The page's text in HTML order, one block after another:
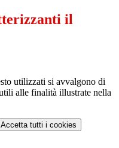
il
utilizzati si avvalgono di
alle finalità illustrate nella
Accetta tutti i cookies